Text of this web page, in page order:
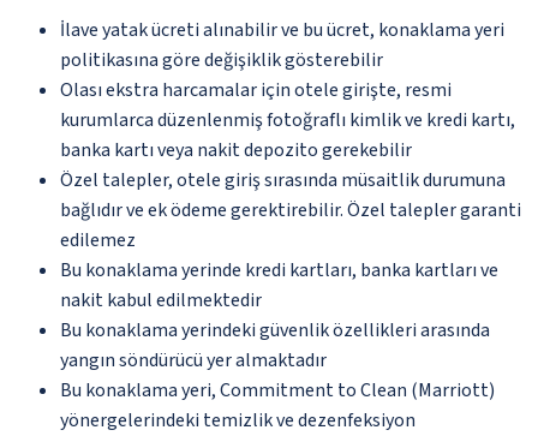
İlave yatak ücreti alınabilir ve bu ücret, konaklama yeri
politikasına göre değişiklik gösterebilir
Olası ekstra harcamalar için otele girişte, resmi
kurumlarca düzenlenmiş fotoğraflı kimlik ve kredi kartı,
banka kartı veya nakit depozito gerekebilir
Özel talepler, otele giriş sırasında müsaitlik durumuna
bağlıdır ve ek ödeme gerektirebilir. Özel talepler garanti
edilemez
Bu konaklama yerinde kredi kartları, banka kartları ve
nakit kabul edilmektedir
Bu konaklama yerindeki güvenlik özellikleri arasında
yangın söndürücü yer almaktadır
Bu konaklama yeri, Commitment to Clean (Marriott)
yönergelerindeki temizlik ve dezenfeksiyon